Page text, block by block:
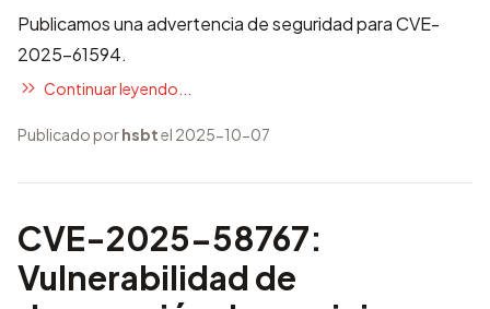
Publicamos una advertencia de seguridad para CVE-
2025-61594.
Continuar leyendo...
Publicado porhsbtel 2025-10-07
CVE-2025-58767:
Vulnerabilidad de